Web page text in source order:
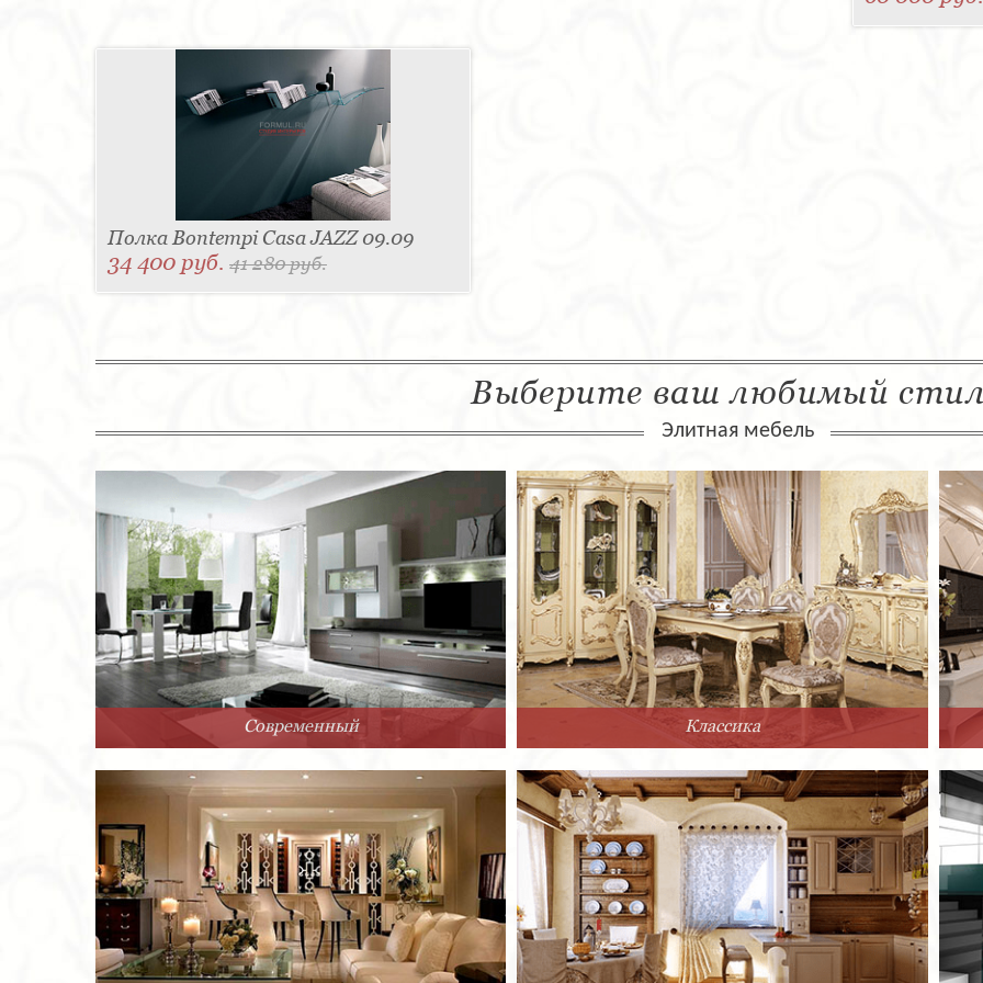
Полка Bontempi Casa JAZZ 09.09
34 400 руб. 41 280 руб.
Выберите ваш любимый
Элитная мебель
Современный Классика